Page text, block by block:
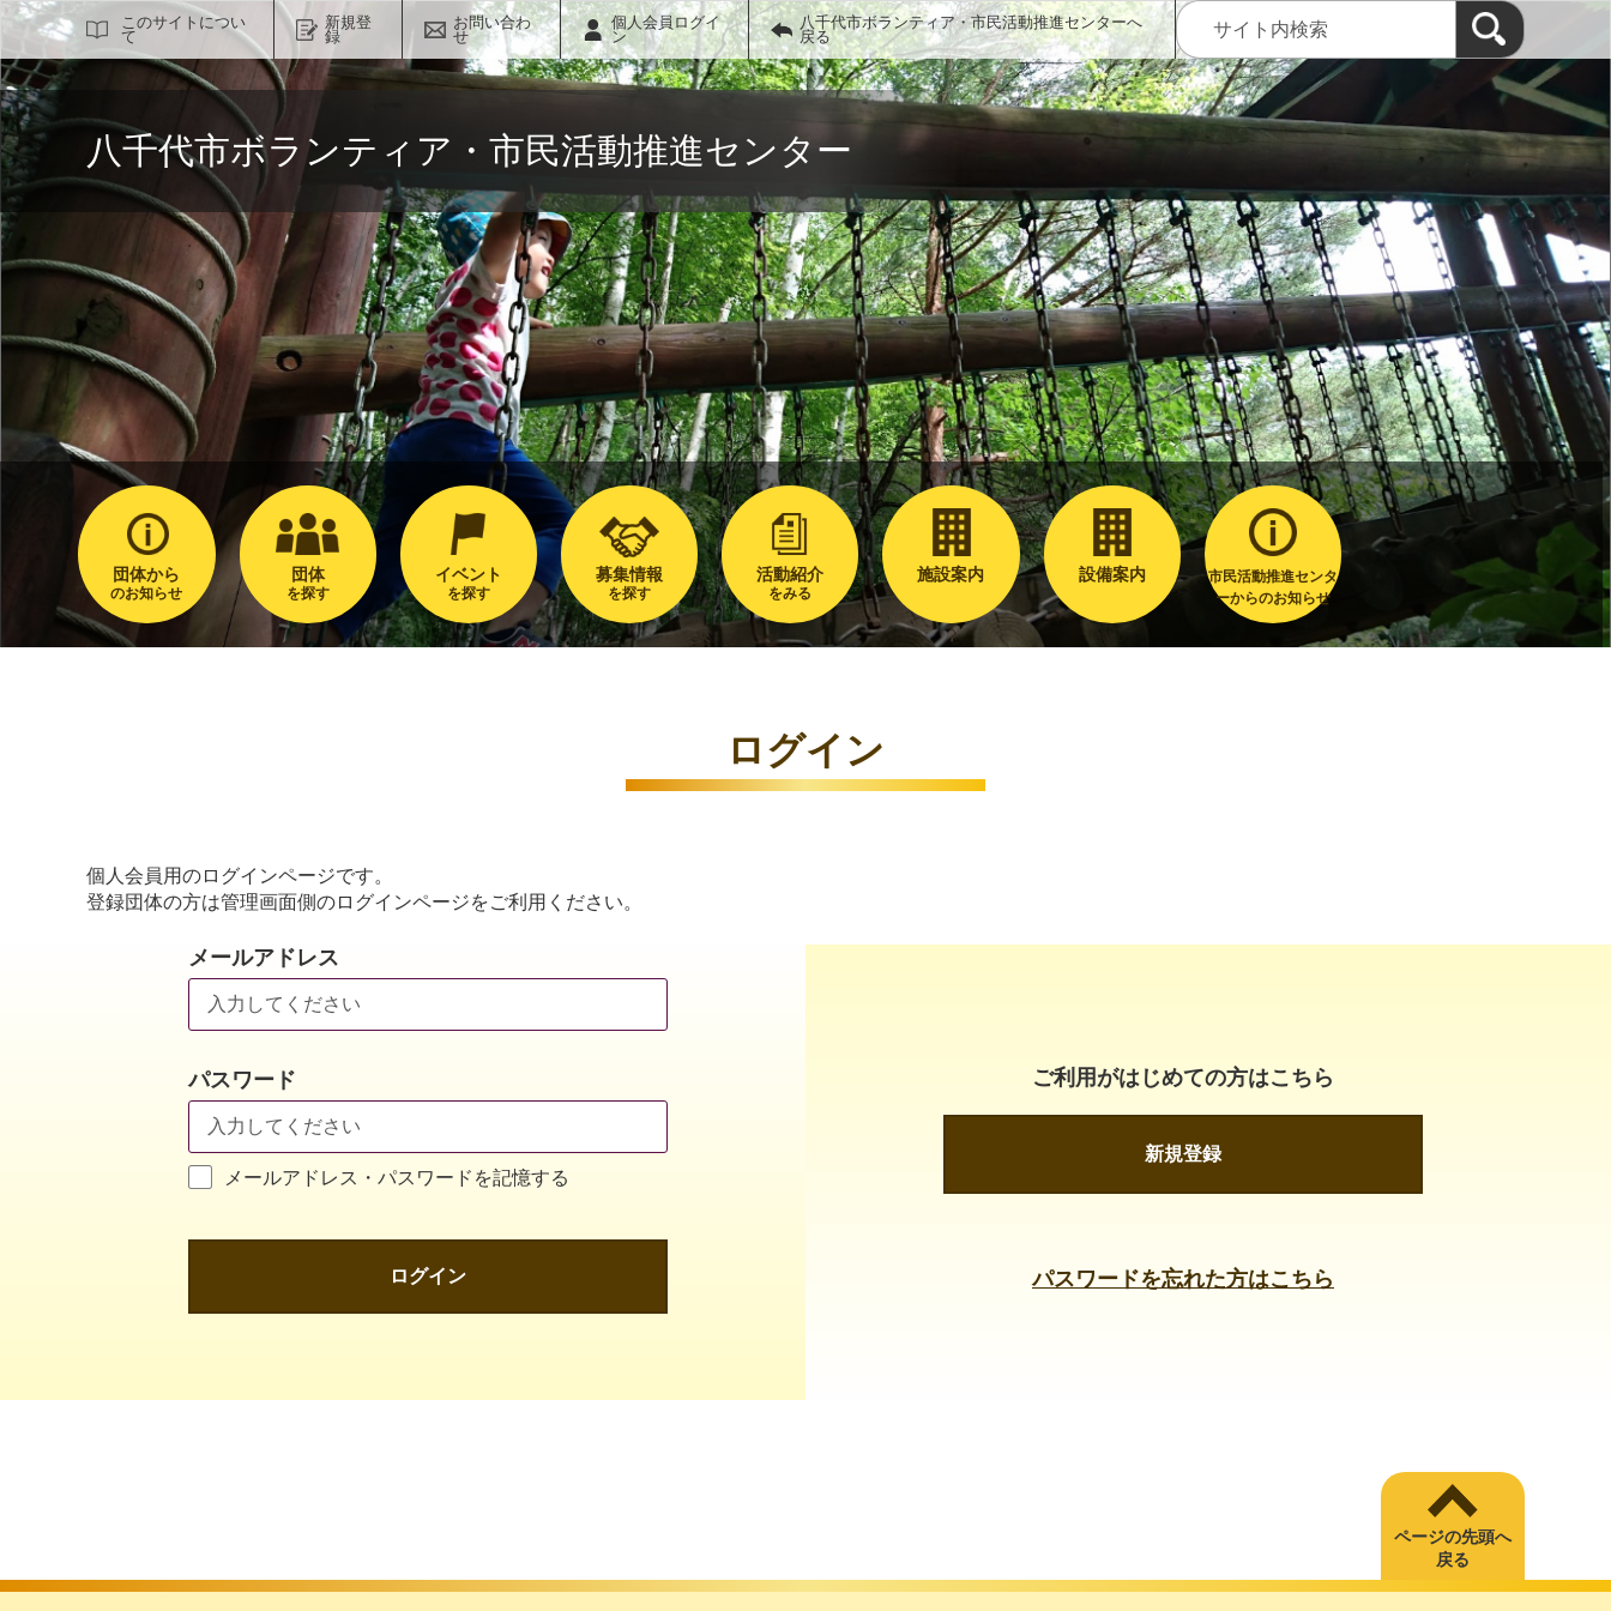
このサイトについ
て
新規登
録
お問い合わ
せ
個人会員ログイ
ン
八千代市ボランティア・市民活動推進センターへ
戻る
サイト内検索
八千代市ボランティア・市民活動推進センター
団体から
のお知らせ
団体
を探す
イベント
を探す
募集情報
を探す
活動紹介
をみる
施設案内 設備案内
市民活動推進センタ
ーからのお知らせ
ログイン
個人会員用のログインページです。
登録団体の方は管理画面側のログインページをご利用ください。
メールアドレス
パスワード
メールアドレス・パスワードを記憶する
ログイン
ご利用がはじめての方はこちら
新規登録
パスワードを忘れた方はこちら
ページの先頭へ
戻る